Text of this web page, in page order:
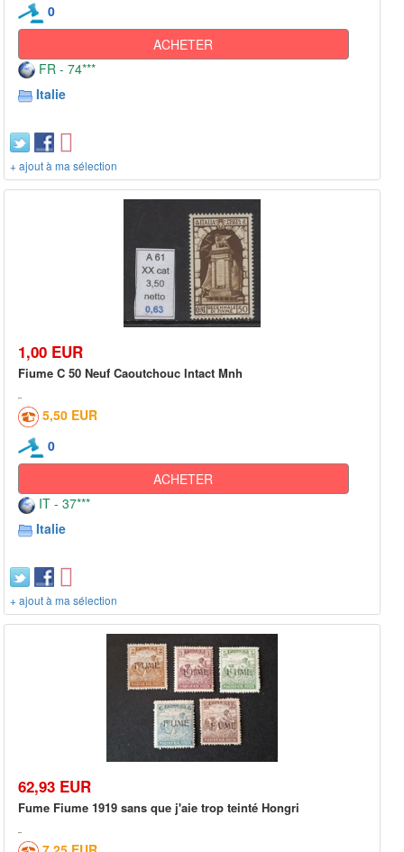
0
ACHETER
FR - 74***
Italie
+ ajout à ma sélection
1,00 EUR
Fiume C 50 Neuf Caoutchouc Intact Mnh
5,50 EUR
0
ACHETER
IT - 37***
Italie
+ ajout à ma sélection
62,93 EUR
Fume Fiume 1919 sans que j'aie trop teinté Hongri